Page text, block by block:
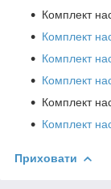
Комплект
Комплект
Комплект
Комплект
Комплект
Комплект
Приховати